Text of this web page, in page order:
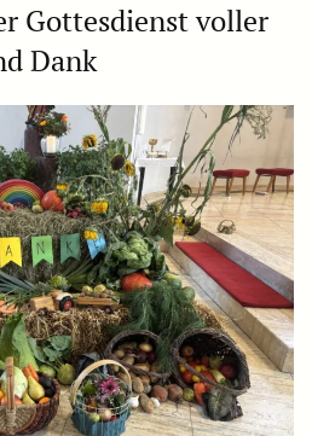
Gottesdienst voller
Dank